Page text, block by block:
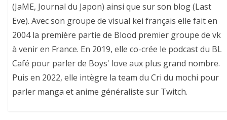
(JaME, Journal du Japon) ainsi que sur son blog (Last
Eve). Avec son groupe de visual kei français elle fait en
2004 la première partie de Blood premier groupe de vk
à venir en France. En 2019, elle co-crée le podcast du BL
Café pour parler de Boys' love aux plus grand nombre.
Puis en 2022, elle intègre la team du Cri du mochi pour
parler manga et anime généraliste sur Twitch.